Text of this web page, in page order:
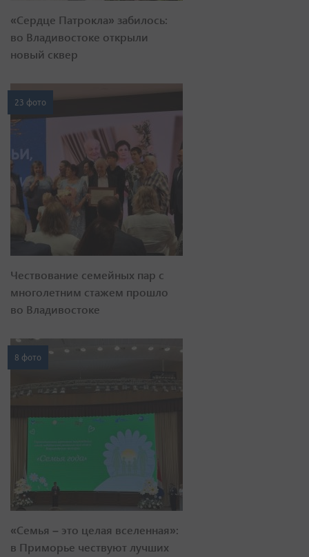
«Сердце Патрокла» забилось:
во Владивостоке открыли
новый сквер
23 фото
Чествование семейных пар с
многолетним стажем прошло
во Владивостоке
8 фото
«Семья – это целая вселенная»:
в Приморье чествуют лучших